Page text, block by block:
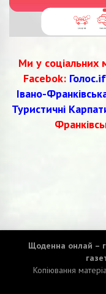
Ми у соціальних
Facebok:
Івано-
Туристичні
Щоденна онлай –
Копіювання